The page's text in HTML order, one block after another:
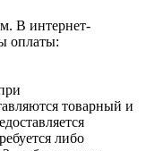
В интернет-
оплаты:
товарный и
либо